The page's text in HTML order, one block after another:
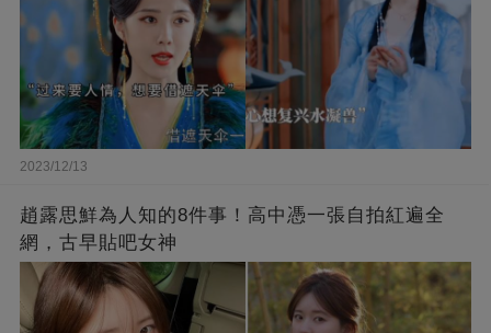
2023/12/13
趙露思鮮為人知的8件事！高中憑一張自拍紅遍全
網，古早貼吧女神